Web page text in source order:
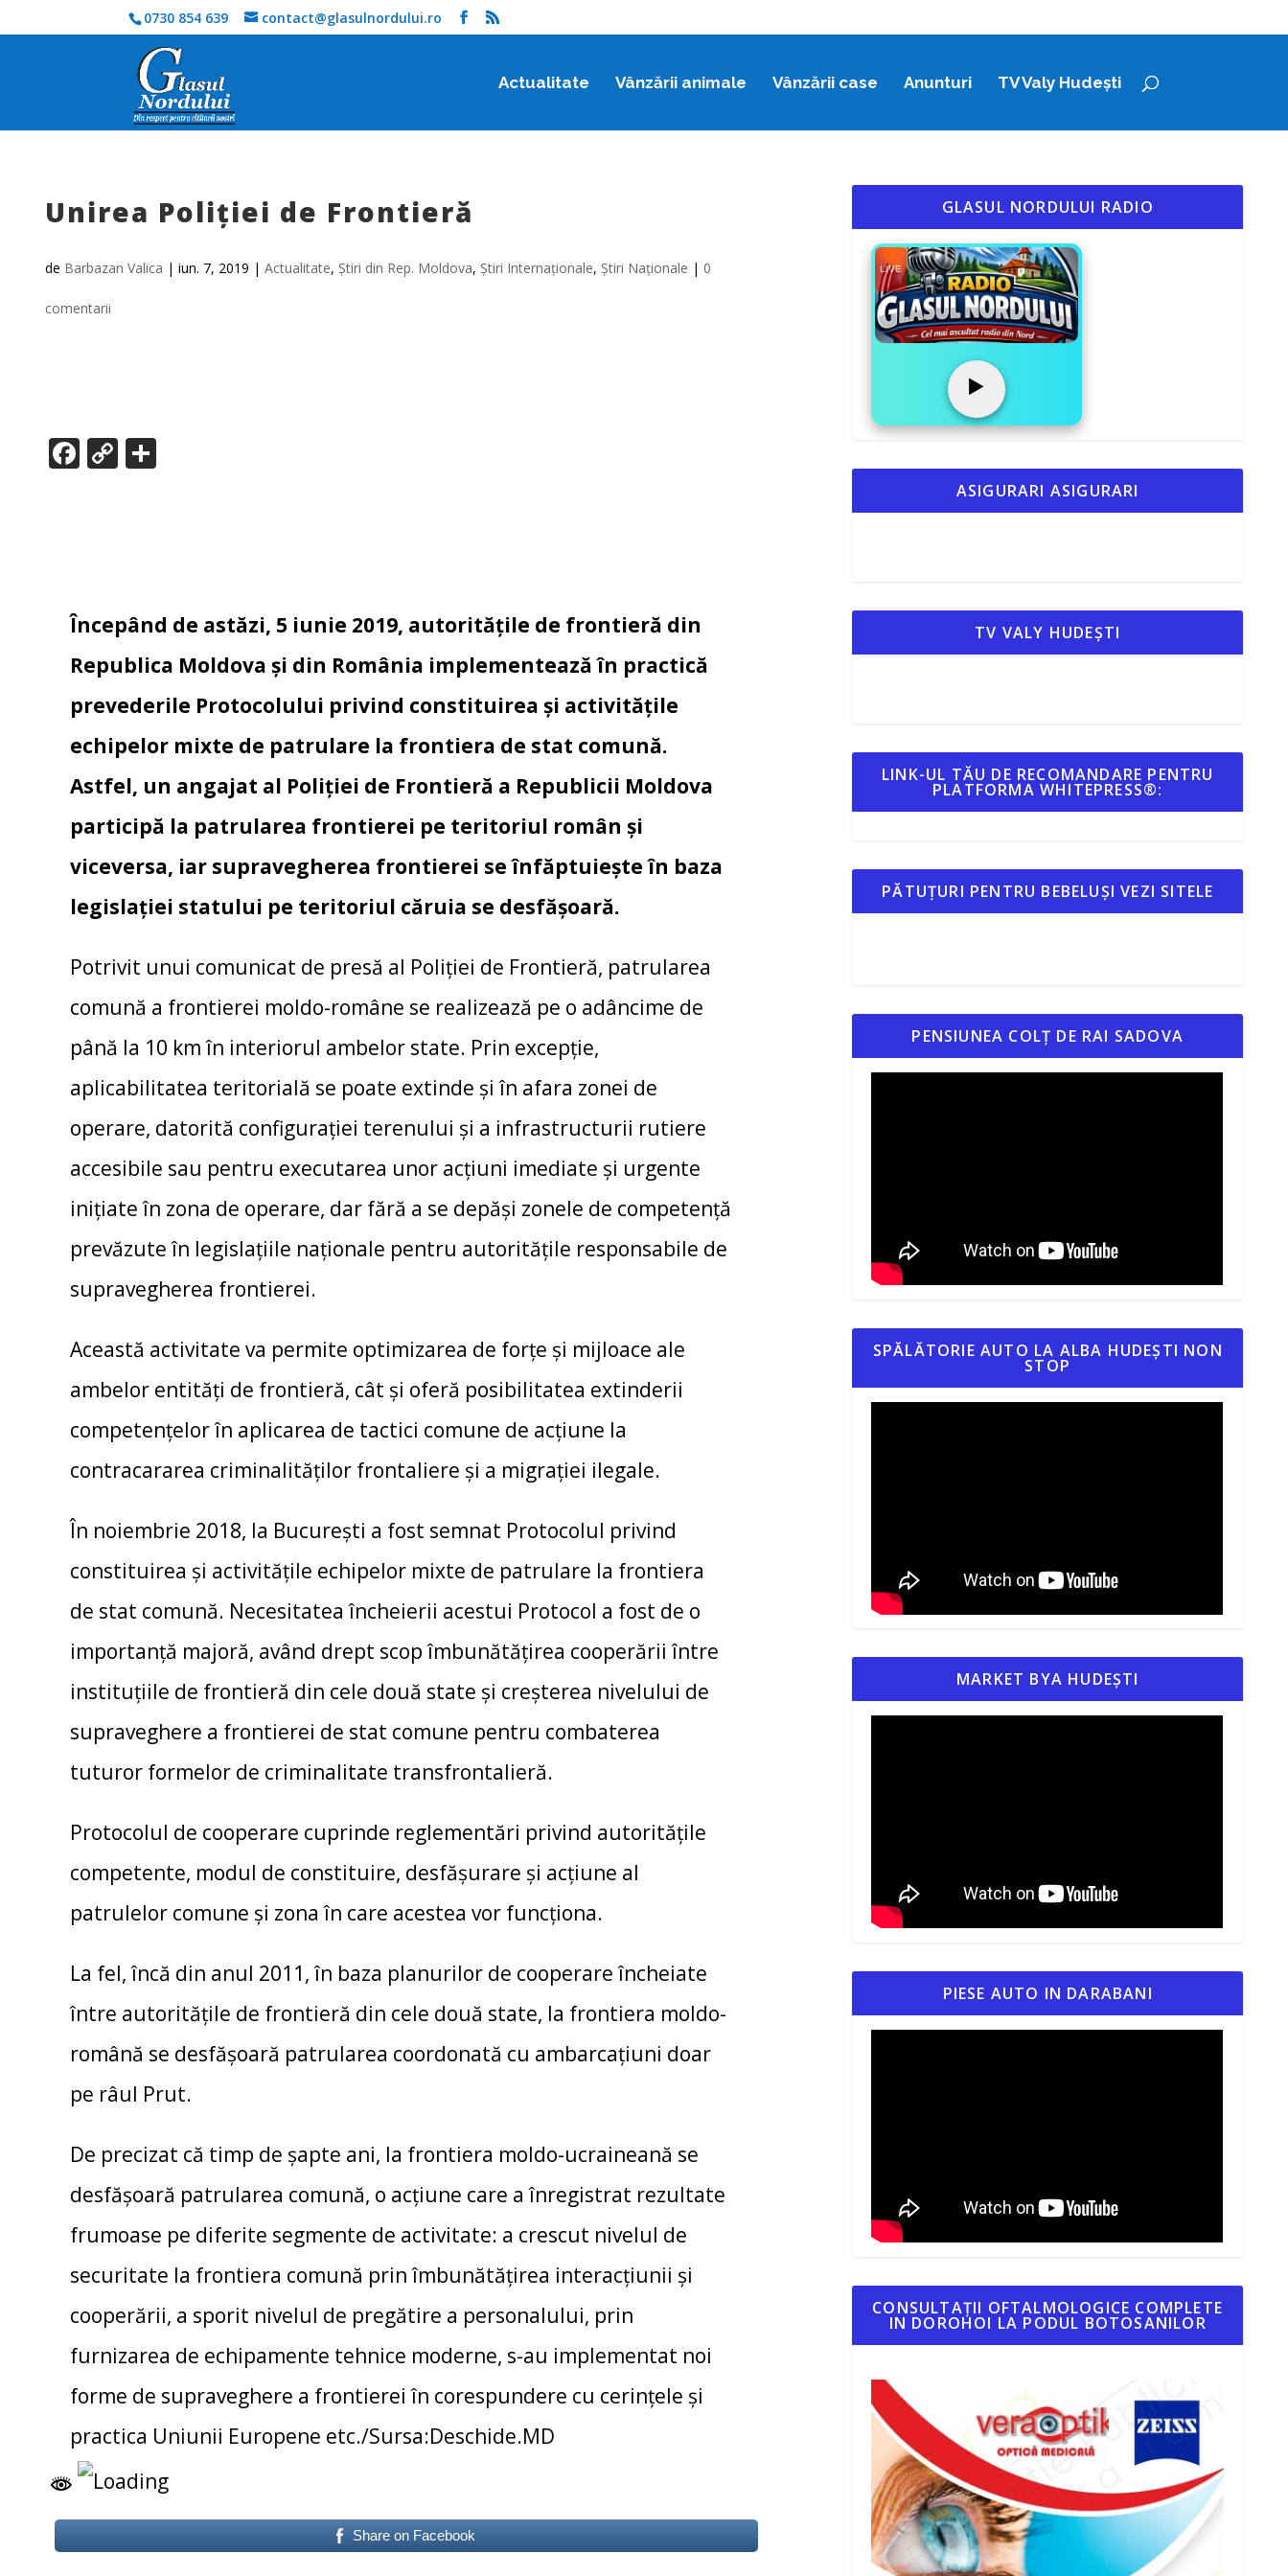
0730 854 639 contact@glasulnordului.ro
Actualitate Vânzării animale Vânzării case Anunturi TV Valy Hudești
Unirea Poliției de Frontieră
de Barbazan Valica |iun. 7, 2019 |Actualitate,Știri din Rep. Moldova,Știri Internaționale,Știri Naționale | 0
comentarii
F
k
C
n
k
ă
Începând de astăzi, 5 iunie 2019, autoritățile de frontieră din
Republica Moldova și din România implementează în practică
prevederile Protocolului privind constituirea și activităţile
echipelor mixte de patrulare la frontiera de stat comună.
Astfel, un angajat al Poliției de Frontieră a Republicii Moldova
participă la patrularea frontierei pe teritoriul român şi
viceversa, iar supravegherea frontierei se înfăptuiește în baza
legislaţiei statului pe teritoriul căruia se desfăşoară.
Potrivit unui comunicat de presă al Poliției de Frontieră, patrularea
comună a frontierei moldo-române se realizează pe o adâncime de
până la 10 km în interiorul ambelor state. Prin excepţie,
aplicabilitatea teritorială se poate extinde şi în afara zonei de
operare, datorită configuraţiei terenului şi a infrastructurii rutiere
accesibile sau pentru executarea unor acţiuni imediate şi urgente
iniţiate în zona de operare, dar fără a se depăşi zonele de competenţă
prevăzute în legislaţiile naţionale pentru autorităţile responsabile de
supravegherea frontierei.
Această activitate va permite optimizarea de forțe și mijloace ale
ambelor entități de frontieră, cât și oferă posibilitatea extinderii
competențelor în aplicarea de tactici comune de acțiune la
contracararea criminalităților frontaliere și a migrației ilegale.
În noiembrie 2018, la București a fost semnat Protocolul privind
constituirea și activităţile echipelor mixte de patrulare la frontiera
de stat comună. Necesitatea încheierii acestui Protocol a fost de o
importanță majoră, având drept scop îmbunătăţirea cooperării între
instituţiile de frontieră din cele două state şi creşterea nivelului de
supraveghere a frontierei de stat comune pentru combaterea
tuturor formelor de criminalitate transfrontalieră.
Protocolul de cooperare cuprinde reglementări privind autorităţile
competente, modul de constituire, desfăşurare şi acţiune al
patrulelor comune şi zona în care acestea vor funcţiona.
La fel, încă din anul 2011, în baza planurilor de cooperare încheiate
între autorităţile de frontieră din cele două state, la frontiera moldo-
română se desfășoară patrularea coordonată cu ambarcațiuni doar
pe râul Prut.
De precizat că timp de șapte ani, la frontiera moldo-ucraineană se
desfășoară patrularea comună, o acțiune care a înregistrat rezultate
frumoase pe diferite segmente de activitate: a crescut nivelul de
securitate la frontiera comună prin îmbunătățirea interacțiunii și
cooperării, a sporit nivelul de pregătire a personalului, prin
furnizarea de echipamente tehnice moderne, s-au implementat noi
forme de supraveghere a frontierei în corespundere cu cerinţele şi
practica Uniunii Europene etc./Sursa:Deschide.MD
Share on Facebook
GLASUL NORDULUI RADIO
LIVE
▶️
ASIGURARI ASIGURARI
TV VALY HUDEȘTI
LINK-UL TĂU DE RECOMANDARE PENTRU
PLATFORMA WHITEPRESS®:
PĂTUȚURI PENTRU BEBELUȘI VEZI SITELE
PENSIUNEA COLȚ DE RAI SADOVA
SPĂLĂTORIE AUTO LA ALBA HUDEȘTI NON
STOP
MARKET BYA HUDEȘTI
PIESE AUTO IN DARABANI
CONSULTAȚII OFTALMOLOGICE COMPLETE
IN DOROHOI LA PODUL BOTOSANILOR